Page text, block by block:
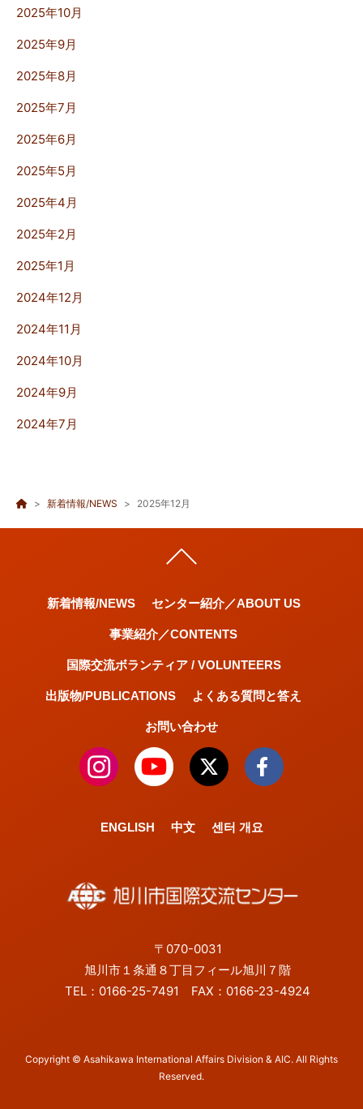
2025年10月
2025年9月
2025年8月
2025年7月
2025年6月
2025年5月
2025年4月
2025年2月
2025年1月
2024年12月
2024年11月
2024年10月
2024年9月
2024年7月
新着情報/NEWS 2025年12月
新着情報/NEWS センター紹介／ABOUT US
事業紹介／CONTENTS
国際交流ボランティア / VOLUNTEERS
出版物/PUBLICATIONS よくある質問と答え
お問い合わせ
ENGLISH 中文 센터 개요
〒070-0031
旭川市１条通８丁目フィール旭川７階
TEL：0166-25-7491 FAX：0166-23-4924
Copyright © Asahikawa International Affairs Division & AIC. All Rights
Reserved.